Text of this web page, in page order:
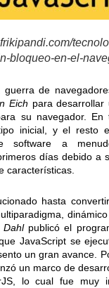
bloqueo-en-el-
de
Eich para
su navegador.
inicial, y el resto
software a
días debido a
características.
hasta
Dahlpublicó el
JavaScript se
un gran avance.
un marco de
lo cual fue muy